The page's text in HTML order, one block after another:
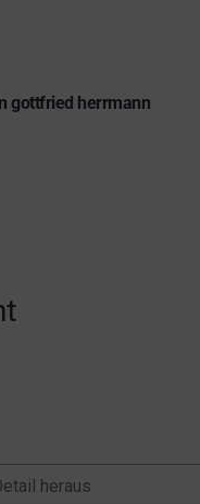
gottfried herrmann